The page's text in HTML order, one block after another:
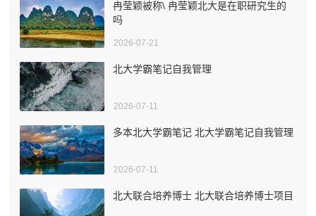
冉莹颖被称\ 冉莹颖北大是在职研究生的
吗
2026-07-21
北大学霸笔记自我管理
2026-07-11
多本北大学霸笔记 北大学霸笔记自我管理
2026-07-11
北大联合培养博士 北大联合培养博士项目